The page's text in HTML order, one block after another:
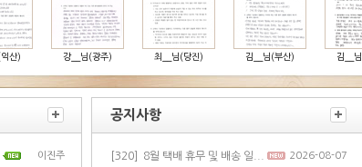
강__님(광주) 최__님(당진) 김__님(부산) 김__님(서울)
이진주
공지사항
[320] 8월 택배 휴무 및 배송 일... 2026-08-07